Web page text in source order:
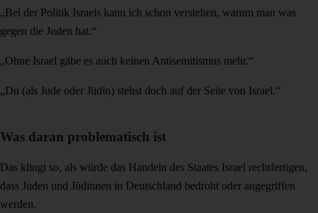
„Bei der Politik Israels kann ich schon verstehen, warum man was
gegen die Juden hat.“
„Ohne Israel gäbe es auch keinen Antisemitismus mehr.“
„Du (als Jude oder Jüdin) stehst doch auf der Seite von Israel.“
Was daran problematisch ist
Das klingt so, als würde das Handeln des Staates Israel rechtfertigen,
dass Juden und Jüdinnen in Deutschland bedroht oder angegriffen
werden.